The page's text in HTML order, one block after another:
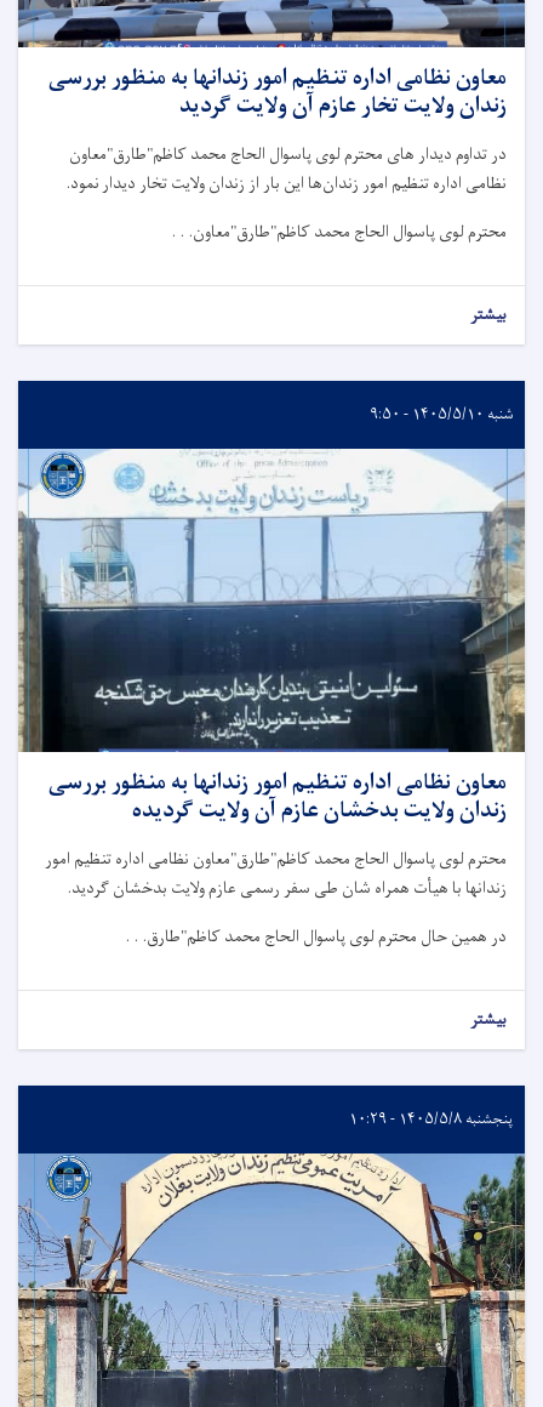
معاون نظامی اداره تنظیم امور زندانها به منظور بررسی
زندان ولایت تخار عازم آن ولایت گردید
در تداوم دیدار های محترم لوی پاسوال الحاج محمد کاظم"طارق"معاون
نظامی اداره تنظیم امور زندان‌ها این بار از زندان‌ ولایت تخار دیدار نمود.
محترم لوی پاسوال الحاج محمد کاظم"طارق"معاون. . .
بیشتر
شنبه ۱۴۰۵/۵/۱۰ - ۹:۵۰
معاون نظامی اداره تنظیم امور زندانها به منظور بررسی
زندان ولایت بدخشان عازم آن ولایت گردیده
محترم لوی پاسوال الحاج محمد کاظم"طارق"معاون نظامی اداره تنظیم امور
زندانها با هیأت همراه شان طی سفر رسمی عازم ولایت بدخشانگردید.
در همین حال محترم لوی پاسوال الحاج محمد کاظم"طارق. . .
بیشتر
پنجشنبه ۱۴۰۵/۵/۸ - ۱۰:۲۹